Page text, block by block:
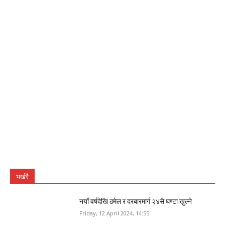
भर्खरै
नयाँ वर्षदेखि ठमेल र दरबारमार्ग २४सै घण्टा खुल्ने
Friday, 12 April 2024, 14:55